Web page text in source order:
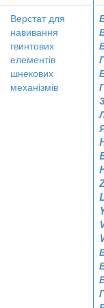
Верстат для
навивання
гвинтових
елементів
шнекових
механізмів